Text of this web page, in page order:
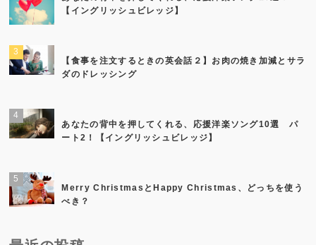
【イングリッシュビレッジ】
【食事を注文するときの英会話２】お肉の焼き加減とサラ
ダのドレッシング
あなたの背中を押してくれる、応援洋楽ソング10選 パ
ート2！【イングリッシュビレッジ】
Merry ChristmasとHappy Christmas、どっちを使う
べき？